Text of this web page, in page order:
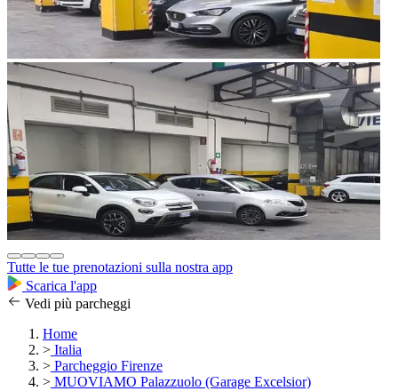
Tutte le tue prenotazioni sulla nostra app
Scarica l'app
Vedi più parcheggi
Home
> Italia
> Parcheggio Firenze
> MUOVIAMO Palazzuolo (Garage Excelsior)